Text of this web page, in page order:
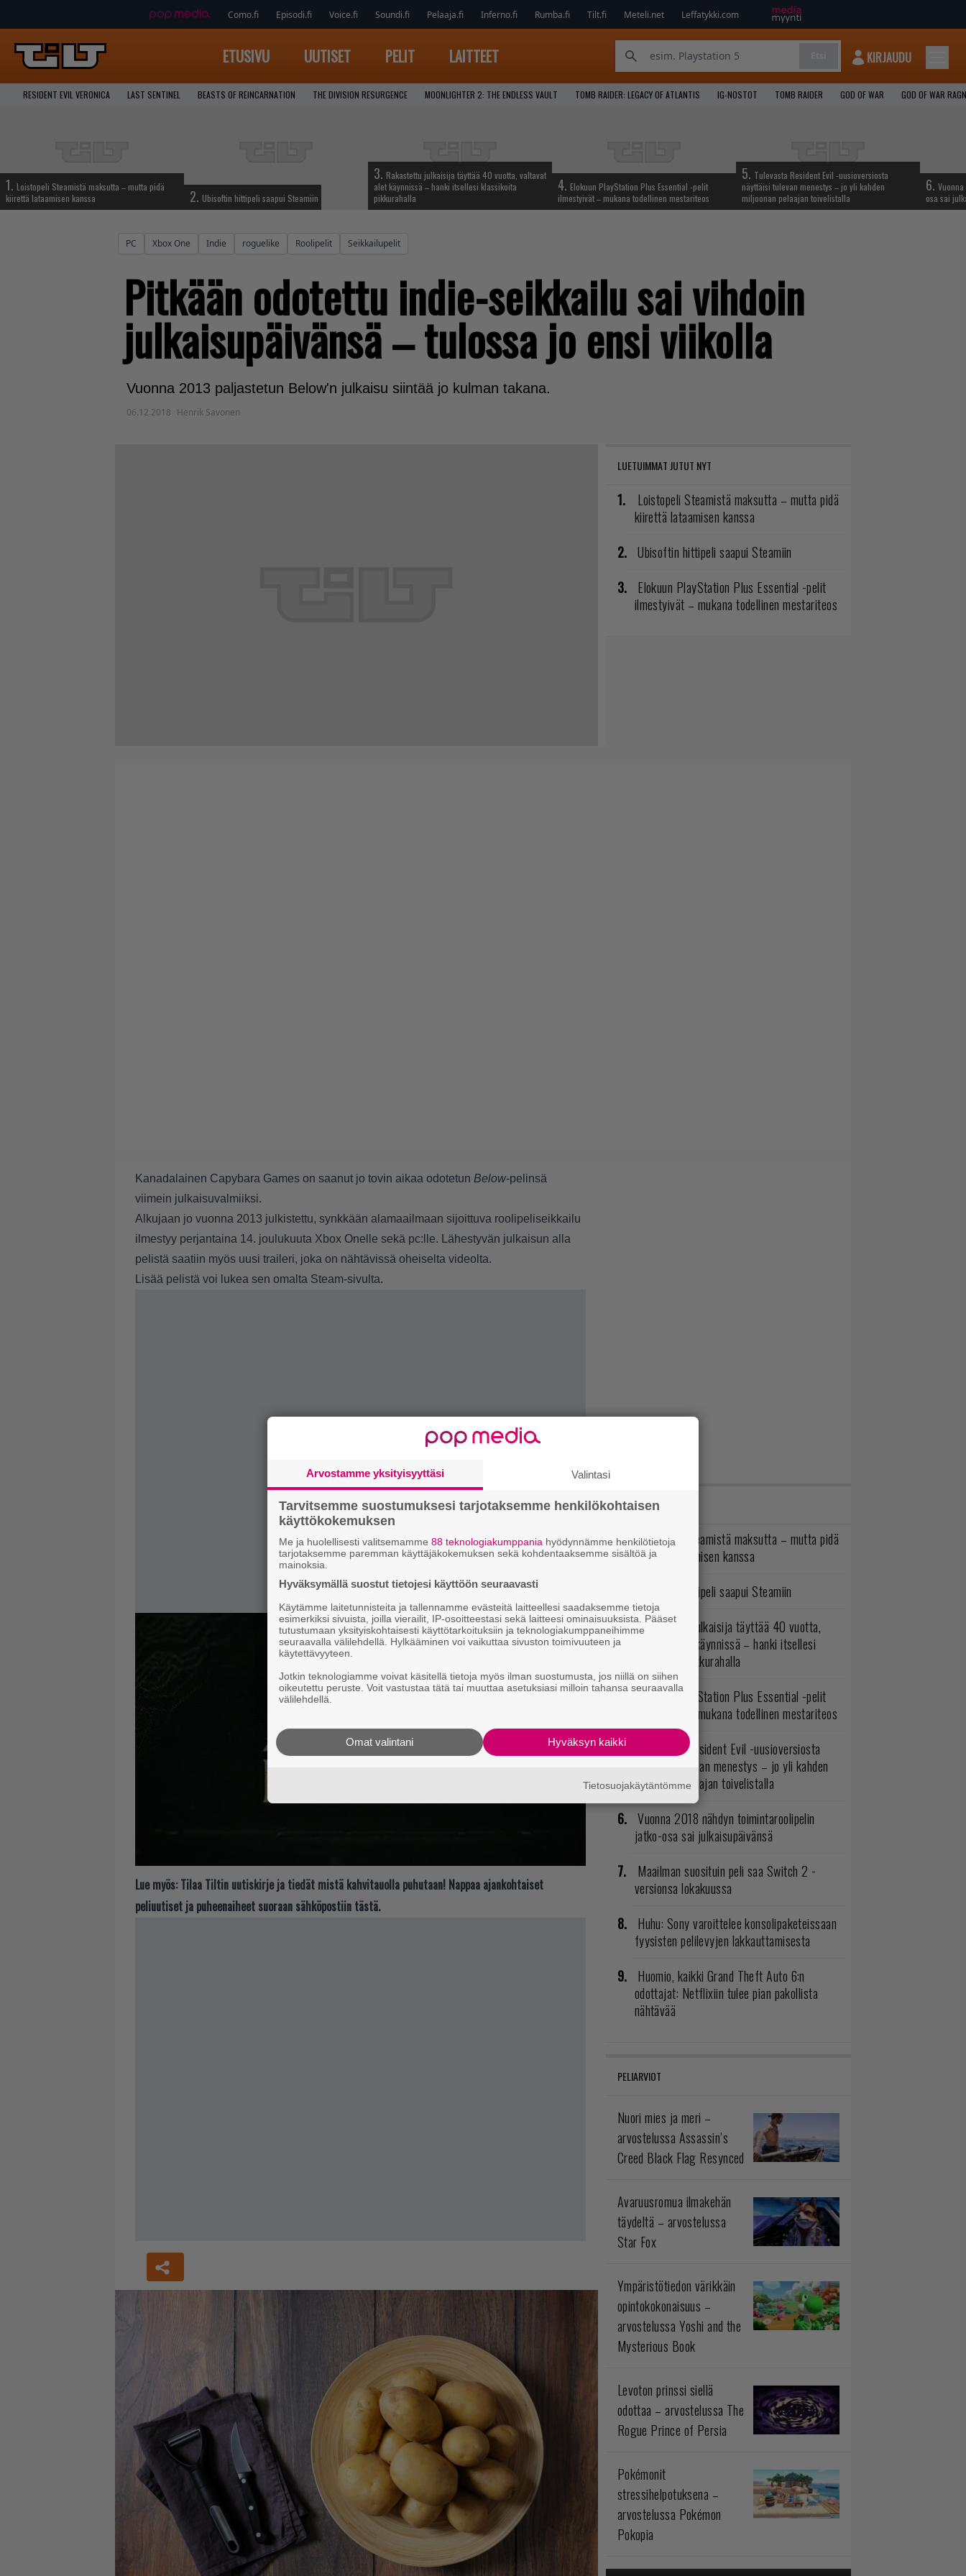
Como.fi Episodi.fi Voice.fi Soundi.fi Pelaaja.fi Inferno.fi Rumba.fi Tilt.fi Meteli.net Leffatykki.com
ETUSIVU UUTISET PELIT LAITTEET KIRJAUDU
RESIDENT EVIL VERONICA LAST SENTINEL BEASTS OF REINCARNATION THE DIVISION RESURGENCE MOONLIGHTER 2: THE ENDLESS VAULT TOMB RAIDER: LEGACY OF ATLANTIS IG-NOSTOT TOMB RAIDER GOD OF WAR GOD OF WAR
1. Loistopeli Steamistä maksutta – mutta pidä
kiirettä lataamisen kanssa
2. Ubisoftin hittipeli saapui Steamiin
3. Rakastettu julkaisija täyttää 40 vuotta, valtavat
alet käynnissä – hanki itsellesi klassikoita
pikkurahalla
4. Elokuun PlayStation Plus Essential -pelit
ilmestyivät – mukana todellinen mestariteos
5. Tulevasta Resident Evil -uusioversiosta
näyttäisi tulevan menestys – jo yli kahden
miljoonan pelaajan toivelistalla
6.
osa sai
PC Xbox One Indie roguelike Roolipelit Seikkailupelit
Pitkään odotettu indie-seikkailu sai vihdoin
julkaisupäivänsä – tulossa jo ensi viikolla
Vuonna 2013 paljastetun Below'n julkaisu siintää jo kulman takana.
06.12.2018 Henrik Savonen
LUETUIMMAT JUTUT NYT
Loistopeli Steamistä maksutta – mutta pidä
kiirettä lataamisen kanssa
Ubisoftin hittipeli saapui Steamiin
Elokuun PlayStation Plus Essential -pelit
ilmestyivät – mukana todellinen mestariteos
Kanadalainen Capybara Games on saanut jo tovin aikaa odotetun Below-pelinsä
viimein julkaisuvalmiiksi.
Alkujaan jo vuonna 2013 julkistettu, synkkään alamaailmaan sijoittuva roolipeliseikkailu
ilmestyy perjantaina 14. joulukuuta Xbox Onelle sekä pc:lle. Lähestyvän julkaisun alla
pelistä saatiin myös uusi traileri, joka on nähtävissä oheiselta videolta.
Lisää pelistä voi lukea sen omalta Steam-sivulta.
Lue myös: Tilaa Tiltin uutiskirje ja tiedät mistä kahvitauolla puhutaan! Nappaa ajankohtaiset
peliuutiset ja puheenaiheet suoraan sähköpostiin tästä.
LUETUIMMAT JUTUT
Loistopeli Steamistä maksutta – mutta pidä
kiirettä lataamisen kanssa
Ubisoftin hittipeli saapui Steamiin
Rakastettu julkaisija täyttää 40 vuotta,
valtavat alet käynnissä – hanki itsellesi
klassikoita pikkurahalla
Elokuun PlayStation Plus Essential -pelit
ilmestyivät – mukana todellinen mestariteos
Tulevasta Resident Evil -uusioversiosta
näyttäisi tulevan menestys – jo yli kahden
miljoonan pelaajan toivelistalla
Vuonna 2018 nähdyn toimintaroolipelin
jatko-osa sai julkaisupäivänsä
Maailman suosituin peli saa Switch 2 -
versionsa lokakuussa
Huhu: Sony varoittelee konsolipaketeissaan
fyysisten pelilevyjen lakkauttamisesta
Huomio, kaikki Grand Theft Auto 6:n
odottajat: Netflixiin tulee pian pakollista
nähtävää
PELIARVIOT
Nuori mies ja meri –
arvostelussa Assassin’s
Creed Black Flag Resynced
Avaruusromua ilmakehän
täydeltä – arvostelussa
Star Fox
Ympäristötiedon värikkäin
opintokokonaisuus –
arvostelussa Yoshi and the
Mysterious Book
Levoton prinssi siellä
odottaa – arvostelussa The
Rogue Prince of Persia
Pokémonit
stressihelpotuksena –
arvostelussa Pokémon
Pokopia
Arvostamme yksityisyyttäsi Valintasi
Tarvitsemme suostumuksesi tarjotaksemme henkilökohtaisen
käyttökokemuksen
Me ja huolellisesti valitsemamme 88 teknologiakumppania hyödynnämme henkilötietoja
tarjotaksemme paremman käyttäjäkokemuksen sekä kohdentaaksemme sisältöä ja
mainoksia.
Hyväksymällä suostut tietojesi käyttöön seuraavasti
Käytämme laitetunnisteita ja tallennamme evästeitä laitteellesi saadaksemme tietoja
esimerkiksi sivuista, joilla vierailit, IP-osoitteestasi sekä laitteesi ominaisuuksista. Pääset
tutustumaan yksityiskohtaisesti käyttötarkoituksiin ja teknologiakumppaneihimme
seuraavalla välilehdellä. Hylkääminen voi vaikuttaa sivuston toimivuuteen ja
käytettävyyteen.
Jotkin teknologiamme voivat käsitellä tietoja myös ilman suostumusta, jos niillä on siihen
oikeutettu peruste. Voit vastustaa tätä tai muuttaa asetuksiasi milloin tahansa seuraavalla
välilehdellä.
Hyväksyn kaikki
Omat valintani
Tietosuojakäytäntömme